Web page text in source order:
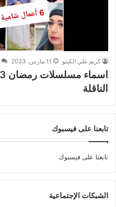
كريم علي الكيتو 11 مارس، 2023
الناقلة
تابعنا على فيسبوك
تابعنا على فيسبوك
الشبكات الإجتماعية